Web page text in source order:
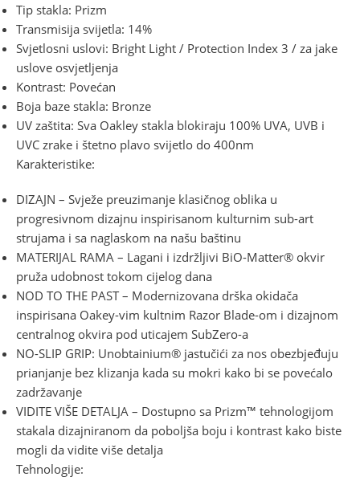
Tip stakla: Prizm
Transmisija svijetla: 14%
Svjetlosni uslovi: Bright Light / Protection Index 3 / za jake
uslove osvjetljenja
Kontrast: Povećan
Boja baze stakla: Bronze
UV zaštita: Sva Oakley stakla blokiraju 100% UVA, UVB i
UVC zrake i štetno plavo svijetlo do 400nm
Karakteristike:
DIZAJN – Svježe preuzimanje klasičnog oblika u
progresivnom dizajnu inspirisanom kulturnim sub-art
strujama i sa naglaskom na našu baštinu
MATERIJAL RAMA – Lagani i izdržljivi BiO-Matter® okvir
pruža udobnost tokom cijelog dana
NOD TO THE PAST – Modernizovana drška okidača
inspirisana Oakey-vim kultnim Razor Blade-om i dizajnom
centralnog okvira pod uticajem SubZero-a
NO-SLIP GRIP: Unobtainium® jastučići za nos obezbjeđuju
prianjanje bez klizanja kada su mokri kako bi se povećalo
zadržavanje
VIDITE VIŠE DETALJA – Dostupno sa Prizm™ tehnologijom
stakala dizajniranom da poboljša boju i kontrast kako biste
mogli da vidite više detalja
Tehnologije: